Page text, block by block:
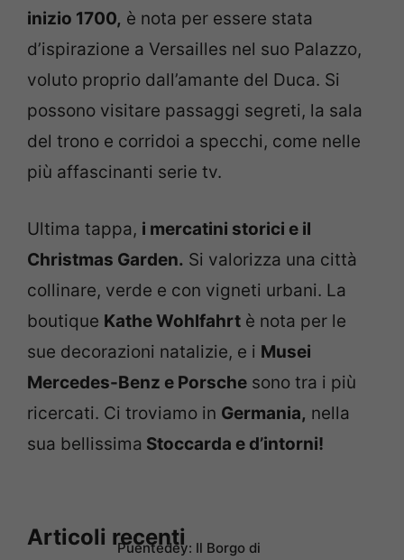
inizio 1700, è nota per essere stata
d’ispirazione a Versailles nel suo Palazzo,
voluto proprio dall’amante del Duca. Si
possono visitare passaggi segreti, la sala
del trono e corridoi a specchi, come nelle
più affascinanti serie tv.
Ultima tappa, i mercatini storici e il
Christmas Garden. Si valorizza una città
collinare, verde e con vigneti urbani. La
boutique Kathe Wohlfahrt è nota per le
sue decorazioni natalizie, e i Musei
Mercedes-Benz e Porsche sono tra i più
ricercati. Ci troviamo in Germania, nella
sua bellissima Stoccarda e d’intorni!
Articoli recentiPuentedey: Il Borgo di